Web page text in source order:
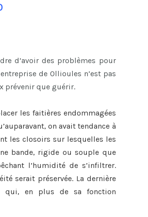
d’avoir des problèmes pour
de Ollioules n’est pas
prévenir que guérir.
les faitières endommagées
on avait tendance à
les closoirs sur lesquelles les
bande, rigide ou souple que
l’humidité de s’infiltrer.
serait préservée. La dernière
qui, en plus de sa fonction